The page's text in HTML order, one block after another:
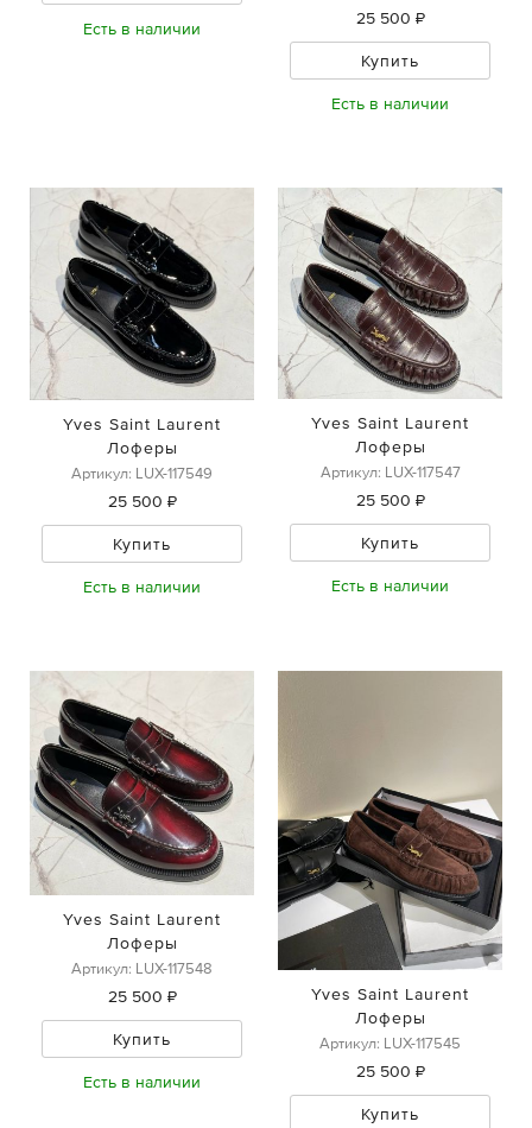
Есть в наличии
25 500 ₽
Купить
Есть в наличии
Yves Saint Laurent
Лоферы
Артикул: LUX-117549
25 500 ₽
Купить
Есть в наличии
Yves Saint Laurent
Лоферы
Артикул: LUX-117547
25 500 ₽
Купить
Есть в наличии
Yves Saint Laurent
Лоферы
Артикул: LUX-117548
25 500 ₽
Купить
Есть в наличии
Yves Saint Laurent
Лоферы
Артикул: LUX-117545
25 500 ₽
Купить